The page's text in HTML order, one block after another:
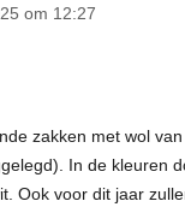
om 12:27
zakken met wol
In de kleuren
Ook voor dit jaar